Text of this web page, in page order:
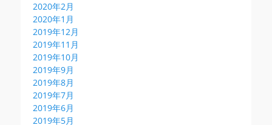
2020年2月
2020年1月
2019年12月
2019年11月
2019年10月
2019年9月
2019年8月
2019年7月
2019年6月
2019年5月